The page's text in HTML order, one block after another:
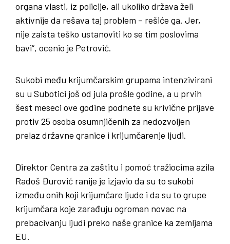
organa vlasti, iz policije, ali ukoliko država želi
aktivnije da rešava taj problem – rešiće ga. Jer,
nije zaista teško ustanoviti ko se tim poslovima
bavi“, ocenio je Petrović.
Sukobi među krijumčarskim grupama intenzivirani
su u Subotici još od jula prošle godine, a u prvih
šest meseci ove godine podnete su krivične prijave
protiv 25 osoba osumnjičenih za nedozvoljen
prelaz državne granice i krijumčarenje ljudi.
Direktor Centra za zaštitu i pomoć tražiocima azila
Radoš Đurović ranije je izjavio da su to sukobi
između onih koji krijumčare ljude i da su to grupe
krijumčara koje zarađuju ogroman novac na
prebacivanju ljudi preko naše granice ka zemljama
EU.